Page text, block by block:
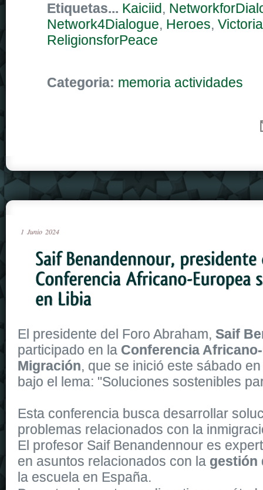
Etiquetas... Kaiciid,
Network4Dialogue, Heroes, Victoria
ReligionsforPeace
Categoria: memoria actividades
1 Junio 2024
El presidente del Foro Abraham, Saif
participado en la Conferencia
Migración, que se inició este sábado
bajo el lema: "Soluciones sostenibles
Esta conferencia busca desarrollar
problemas relacionados con la
El profesor Saif Benandennour es
en asuntos relacionados con la gestión
la escuela en España.